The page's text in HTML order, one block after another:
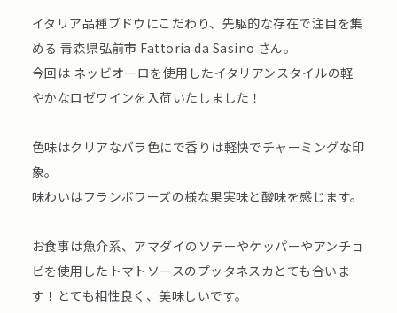
イタリア品種ブドウにこだわり、先駆的な存在で注目を集
める 青森県弘前市 Fattoria da Sasino さん。
今回は ネッビオーロを使用したイタリアンスタイルの軽
やかなロゼワインを入荷いたしました！
色味はクリアなバラ色にで香りは軽快でチャーミングな印
象。
味わいはフランボワーズの様な果実味と酸味を感じます。
お食事は魚介系、アマダイのソテーやケッパーやアンチョ
ビを使用したトマトソースのプッタネスカとても合いま
す！とても相性良く、美味しいです。